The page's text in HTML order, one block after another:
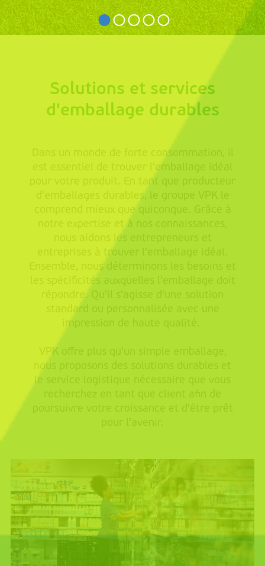
Solutions et services
d'emballage durables
Dans un monde de forte consommation, il
est essentiel de trouver l'emballage idéal
pour votre produit. En tant que producteur
d'emballages durables, le groupe VPK le
comprend mieux que quiconque. Grâce à
notre expertise et à nos connaissances,
nous aidons les entrepreneurs et
entreprises à trouver l'emballage idéal.
Ensemble, nous déterminons les besoins et
les spécificités auxquelles l'emballage doit
répondre. Qu'il s'agisse d'une solution
standard ou personnalisée avec une
impression de haute qualité.
VPK offre plus qu'un simple emballage,
nous proposons des solutions durables et
le service logistique nécessaire que vous